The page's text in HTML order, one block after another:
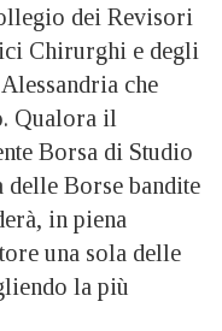
dei Revisori
Chirurghi e degli
che
Qualora il
Borsa di Studio
delle Borse bandite
in piena
una sola delle
la più